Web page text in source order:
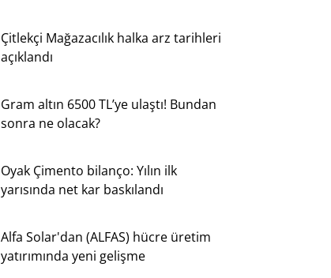
Çitlekçi Mağazacılık halka arz tarihleri
açıklandı
Gram altın 6500 TL’ye ulaştı! Bundan
sonra ne olacak?
Oyak Çimento bilanço: Yılın ilk
yarısında net kar baskılandı
Alfa Solar'dan (ALFAS) hücre üretim
yatırımında yeni gelişme